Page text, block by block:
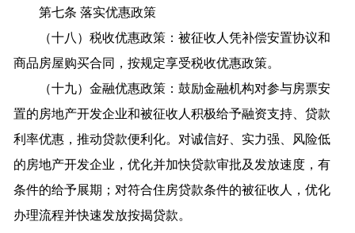
第七条 落实优惠政策
（十八）税收优惠政策：被征收人凭补偿安置协议和
商品房屋购买合同，按规定享受税收优惠政策。
（十九）金融优惠政策：鼓励金融机构对参与房票安
置的房地产开发企业和被征收人积极给予融资支持、贷款
利率优惠，推动贷款便利化。对诚信好、实力强、风险低
的房地产开发企业，优化并加快贷款审批及发放速度，有
条件的给予展期；对符合住房贷款条件的被征收人，优化
办理流程并快速发放按揭贷款。